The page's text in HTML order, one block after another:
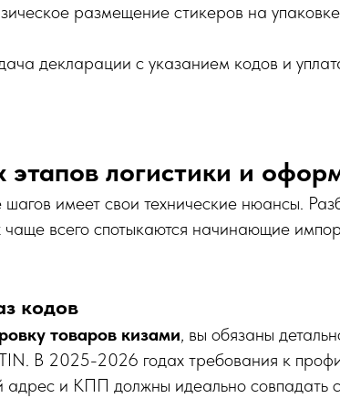
размещение стикеров на
декларации с указанием кодов и
логистики и
имеет свои технические нюансы.
всего спотыкаются начинающие
кодов
товаров кизами, вы обязаны
В 2025-2026 годах требования к
адрес и КПП должны идеально совпадать